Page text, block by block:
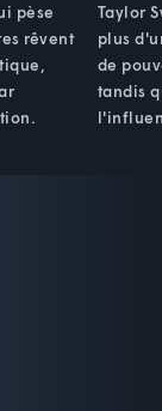
pèse
rêvent
Taylor
plus
de
tandis